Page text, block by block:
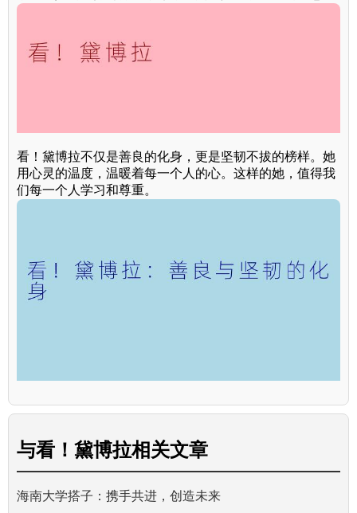
看！黛博拉不仅是善良的化身，更是坚韧不拔的榜样。她
用心灵的温度，温暖着每一个人的心。这样的她，值得我
们每一个人学习和尊重。
与看！黛博拉相关文章
海南大学搭子：携手共进，创造未来